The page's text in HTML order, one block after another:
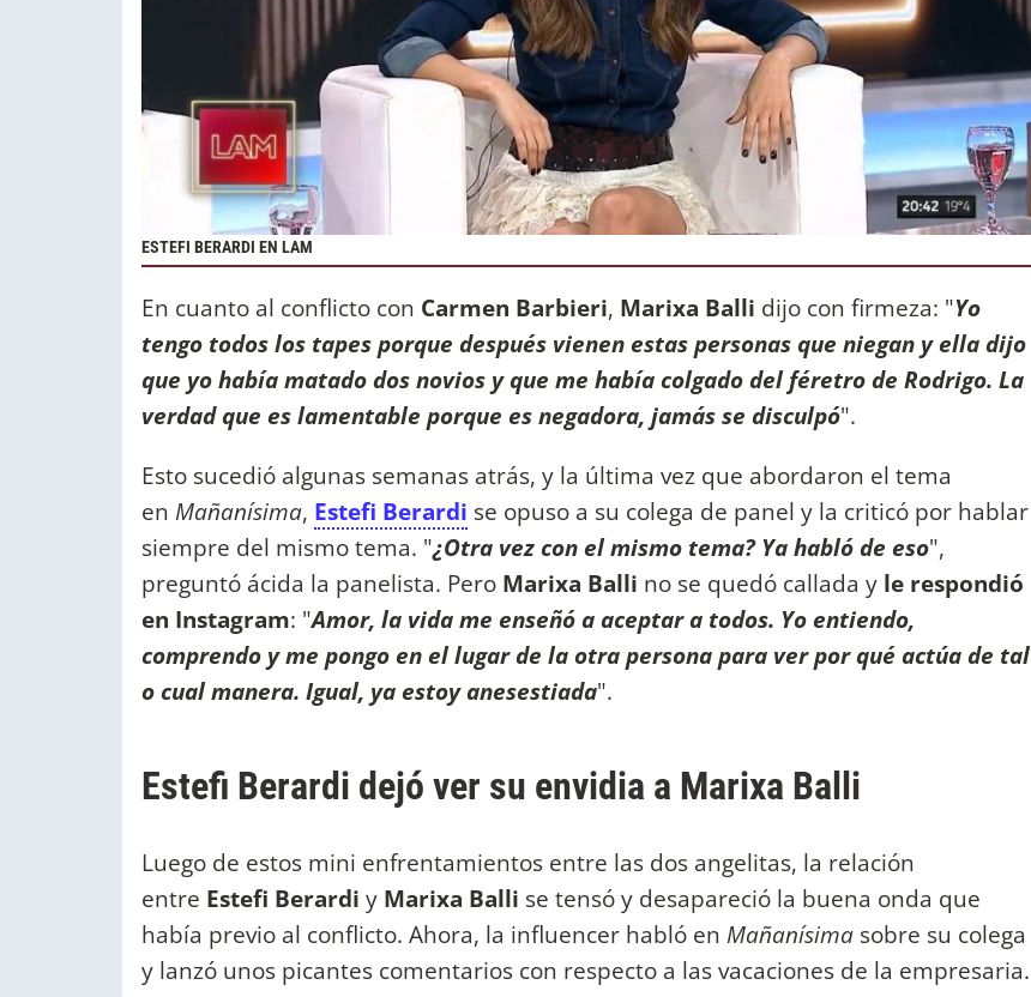
ESTEFI BERARDI EN LAM
En cuanto al conflicto con Carmen Barbieri, Marixa Balli dijo con firmeza: "Yo
tengo todos los tapes porque después vienen estas personas que niegan y ella dijo
que yo había matado dos novios y que me había colgado del féretro de Rodrigo. La
verdad que es lamentable porque es negadora, jamás se disculpó".
Esto sucedió algunas semanas atrás, y la última vez que abordaron el tema
en Mañanísima, Estefi Berardi se opuso a su colega de panel y la criticó por hablar
siempre del mismo tema. "¿Otra vez con el mismo tema? Ya habló de eso",
preguntó ácida la panelista. Pero Marixa Balli no se quedó callada y le respondió
en Instagram: "Amor, la vida me enseñó a aceptar a todos. Yo entiendo,
comprendo y me pongo en el lugar de la otra persona para ver por qué actúa de tal
o cual manera. Igual, ya estoy anesestiada".
Estefi Berardi dejó ver su envidia a Marixa Balli
Luego de estos mini enfrentamientos entre las dos angelitas, la relación
entre Estefi Berardi y Marixa Balli se tensó y desapareció la buena onda que
había previo al conflicto. Ahora, la influencer habló en Mañanísima sobre su colega
y lanzó unos picantes comentarios con respecto a las vacaciones de la empresaria.